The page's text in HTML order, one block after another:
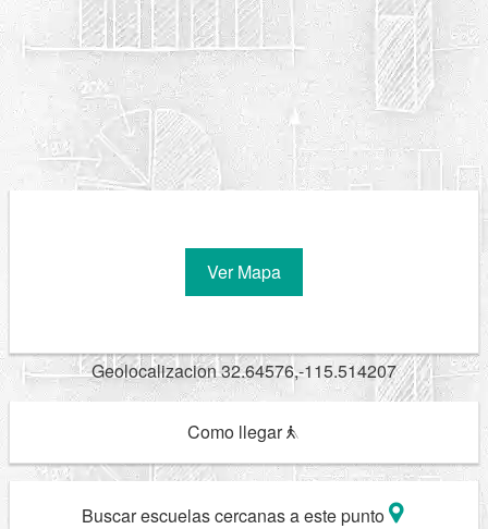
Ver Mapa
Geolocalizacion 32.64576,-115.514207
Como llegar
Buscar escuelas cercanas a este punto